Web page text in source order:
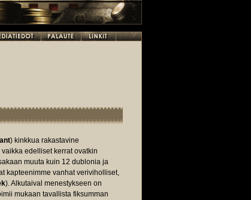
) kinkkua rakastavine
edelliset kerrat ovatkin
muuta kuin 12 dublonia ja
kapteenimme vanhat veriviholliset,
). Alkutaival menestykseen on
mukaan tavallista fiksumman